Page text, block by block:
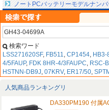
ノートPCバッテリーモデルナンバ
検索ワード
LSS271620SF, FB511, CP1454, HB3-
4/5FAUP, FDK 8HR-4/3FAUPC, RSC-
HSTNN-DB9J, 07KRV, ER17/50,
人気商品ランキングリ
DA330PM190 付属